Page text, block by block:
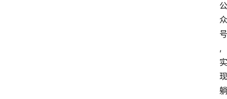
公
众
号
,
实
现
躺